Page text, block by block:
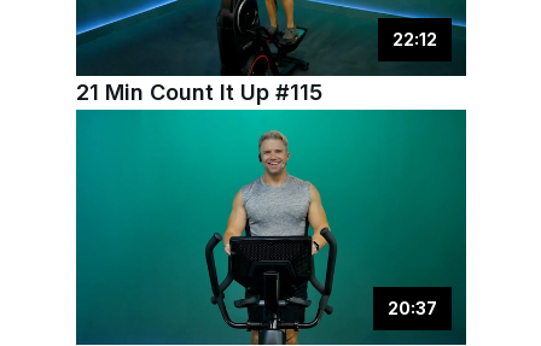
22:12
21 Min Count It Up #115
20:37